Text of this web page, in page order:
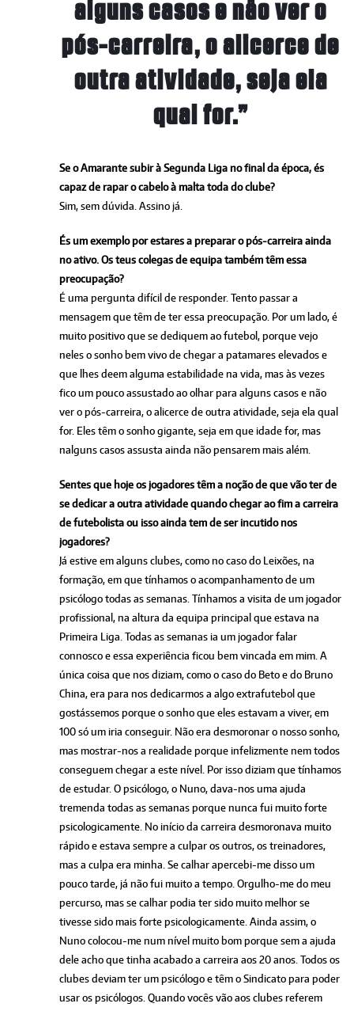
alguns casos e não ver o
pós-carreira, o alicerce de
outra atividade, seja ela
qual for.”
Se o Amarante subir à Segunda Liga no final da época, és
capaz de rapar o cabelo à malta toda do clube?
Sim, sem dúvida. Assino já.
És um exemplo por estares a preparar o pós-carreira ainda
no ativo. Os teus colegas de equipa também têm essa
preocupação?
É uma pergunta difícil de responder. Tento passar a
mensagem que têm de ter essa preocupação. Por um lado, é
muito positivo que se dediquem ao futebol, porque vejo
neles o sonho bem vivo de chegar a patamares elevados e
que lhes deem alguma estabilidade na vida, mas às vezes
fico um pouco assustado ao olhar para alguns casos e não
ver o pós-carreira, o alicerce de outra atividade, seja ela qual
for. Eles têm o sonho gigante, seja em que idade for, mas
nalguns casos assusta ainda não pensarem mais além.
Sentes que hoje os jogadores têm a noção de que vão ter de
se dedicar a outra atividade quando chegar ao fim a carreira
de futebolista ou isso ainda tem de ser incutido nos
jogadores?
Já estive em alguns clubes, como no caso do Leixões, na
formação, em que tínhamos o acompanhamento de um
psicólogo todas as semanas. Tínhamos a visita de um jogador
profissional, na altura da equipa principal que estava na
Primeira Liga. Todas as semanas ia um jogador falar
connosco e essa experiência ficou bem vincada em mim. A
única coisa que nos diziam, como o caso do Beto e do Bruno
China, era para nos dedicarmos a algo extrafutebol que
gostássemos porque o sonho que eles estavam a viver, em
100 só um iria conseguir. Não era desmoronar o nosso sonho,
mas mostrar-nos a realidade porque infelizmente nem todos
conseguem chegar a este nível. Por isso diziam que tínhamos
de estudar. O psicólogo, o Nuno, dava-nos uma ajuda
tremenda todas as semanas porque nunca fui muito forte
psicologicamente. No início da carreira desmoronava muito
rápido e estava sempre a culpar os outros, os treinadores,
mas a culpa era minha. Se calhar apercebi-me disso um
pouco tarde, já não fui muito a tempo. Orgulho-me do meu
percurso, mas se calhar podia ter sido muito melhor se
tivesse sido mais forte psicologicamente. Ainda assim, o
Nuno colocou-me num nível muito bom porque sem a ajuda
dele acho que tinha acabado a carreira aos 20 anos. Todos os
clubes deviam ter um psicólogo e têm o Sindicato para poder
usar os psicólogos. Quando vocês vão aos clubes referem